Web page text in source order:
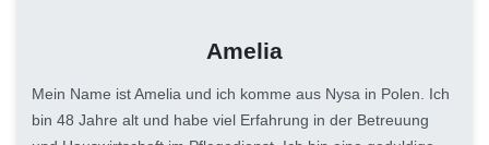
Amelia
Mein Name ist Amelia und ich komme aus Nysa in Polen. Ich
bin 48 Jahre alt und habe viel Erfahrung in der Betreuung